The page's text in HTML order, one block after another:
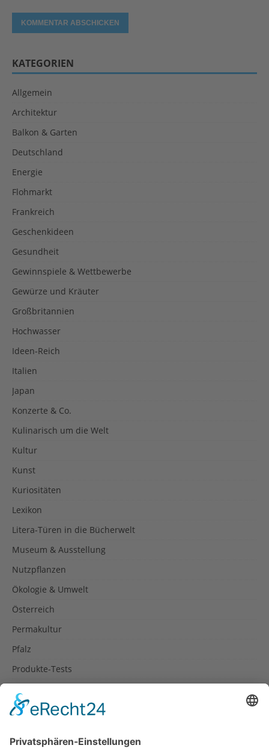
KATEGORIEN
Allgemein
Architektur
Balkon & Garten
Deutschland
Energie
Flohmarkt
Frankreich
Geschenkideen
Gesundheit
Gewinnspiele & Wettbewerbe
Gewürze und Kräuter
Großbritannien
Hochwasser
Ideen-Reich
Italien
Japan
Konzerte & Co.
Kulinarisch um die Welt
Kultur
Kunst
Kuriositäten
Lexikon
Litera-Türen in die Bücherwelt
Museum & Ausstellung
Nutzpflanzen
Ökologie & Umwelt
Österreich
Permakultur
Pfalz
Produkte-Tests
Rezepte
Spanien